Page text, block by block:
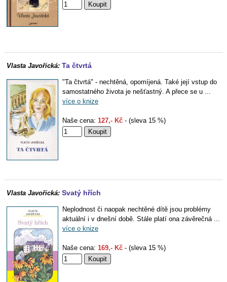
Vlasta Javořická: Ta čtvrtá
"Ta čtvrtá" - nechtěná, opomíjená. Také její vstup do
samostatného života je nešťastný. A přece se u ...
více o knize
Naše cena: 127,- Kč - (sleva 15 %)
Vlasta Javořická: Svatý hřích
Neplodnost či naopak nechtěné dítě jsou problémy
aktuální i v dnešní době. Stále platí ona závěrečná ...
více o knize
Naše cena: 169,- Kč - (sleva 15 %)